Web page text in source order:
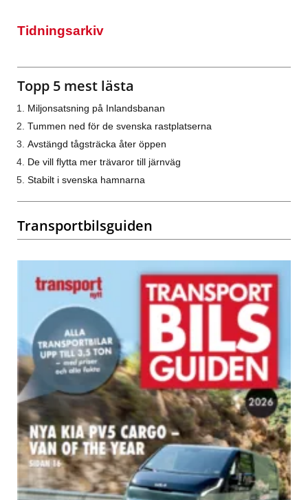
Tidningsarkiv
Topp 5 mest lästa
Miljonsatsning på Inlandsbanan
Tummen ned för de svenska rastplatserna
Avstängd tågsträcka åter öppen
De vill flytta mer trävaror till järnväg
Stabilt i svenska hamnarna
Transportbilsguiden